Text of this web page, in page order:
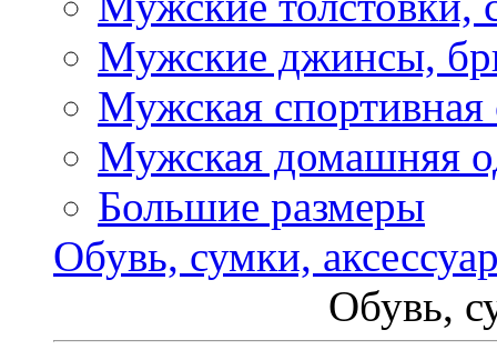
Мужские джинсы,
Мужская спортивная
Мужская домашняя
Большие размеры
Обувь, сумки,
Обувь,